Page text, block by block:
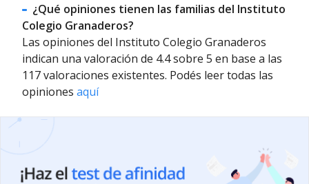
¿Qué opiniones tienen las familias del Instituto
Colegio Granaderos?
Las opiniones del Instituto Colegio Granaderos
indican una valoración de 4.4 sobre 5 en base a las
117 valoraciones existentes. Podés leer todas las
opiniones aquí